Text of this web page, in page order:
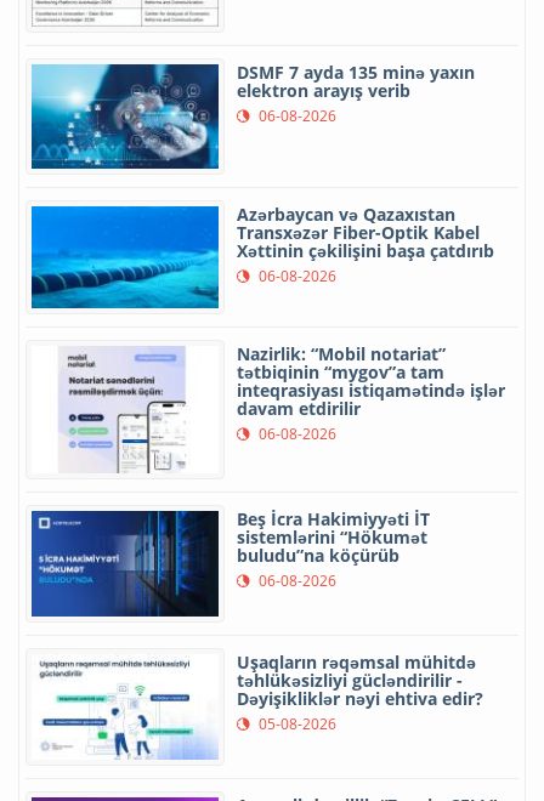
DSMF 7 ayda 135 minə yaxın
elektron arayış verib
06-08-2026
Azərbaycan və Qazaxıstan
Transxəzər Fiber-Optik Kabel
Xəttinin çəkilişini başa çatdırıb
06-08-2026
Nazirlik: “Mobil notariat”
tətbiqinin “mygov”a tam
inteqrasiyası istiqamətində işlər
davam etdirilir
06-08-2026
Beş İcra Hakimiyyəti İT
sistemlərini “Hökumət
buludu”na köçürüb
06-08-2026
Uşaqların rəqəmsal mühitdə
təhlükəsizliyi gücləndirilir -
Dəyişikliklər nəyi ehtiva edir?
05-08-2026